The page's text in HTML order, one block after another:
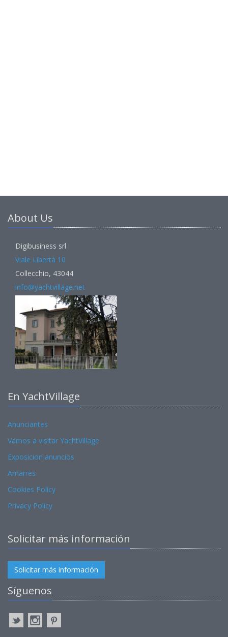
About Us
Digibusiness srl
Viale Libertà 10
Collecchio, 43044
info@yachtvillage.net
En YachtVillage
Anunciantes
Vamos a visitar YachtVillage
Exposicion anuncios
Amarres
Cookies Policy
Privacy Policy
Solicitar más información
Solicitar más información
Síguenos